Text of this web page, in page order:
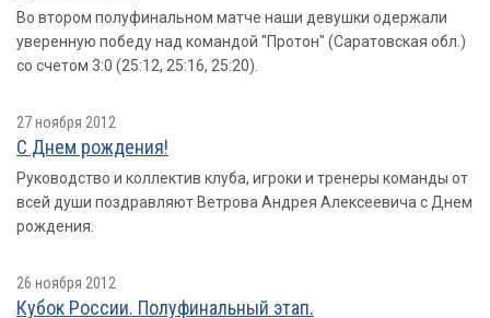
Во втором полуфинальном матче наши девушки одержали
уверенную победу над командой "Протон" (Саратовская обл.)
со счетом 3:0 (25:12, 25:16, 25:20).
27 ноября 2012
С Днем рождения!
Руководство и коллектив клуба, игроки и тренеры команды от
всей души поздравляют Ветрова Андрея Алексеевича с Днем
рождения.
26 ноября 2012
Кубок России. Полуфинальный этап.